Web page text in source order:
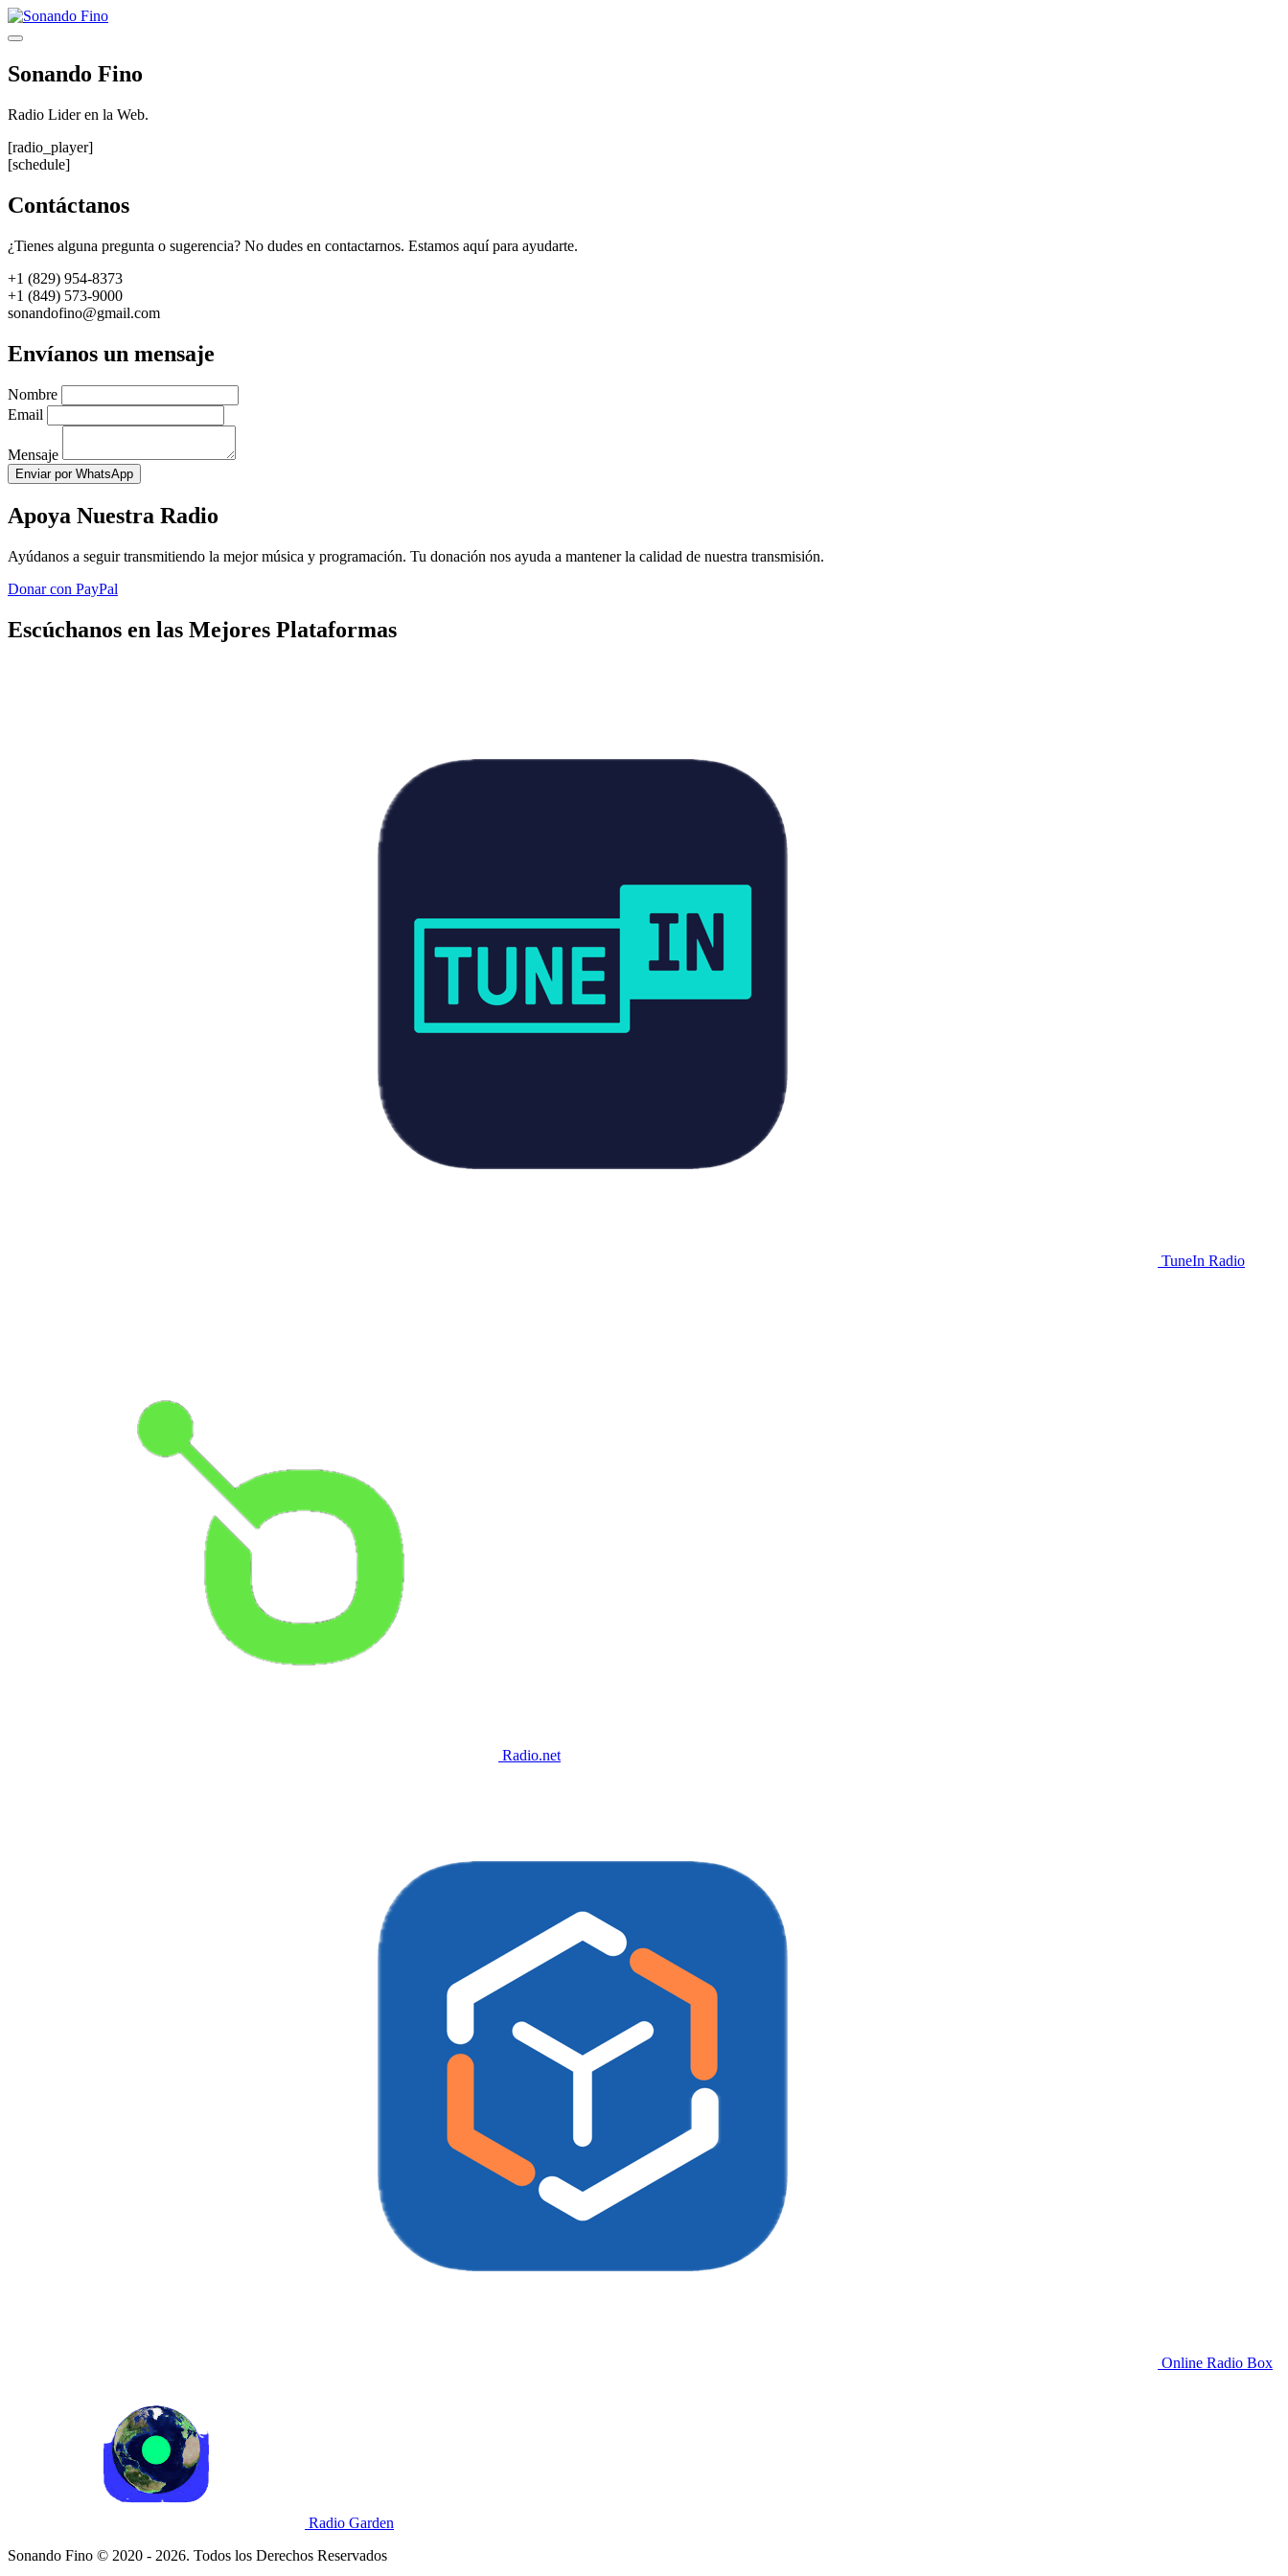
Saltar
al
Menú
Sonando Fino
Radio Lider en la Web.
[radio_player]
[schedule]
Contáctanos
¿Tienes alguna pregunta o sugerencia? No dudes en contactarnos. Estamos aquí para ayudarte.
+1 (829) 954-8373
+1 (849) 573-9000
sonandofino@gmail.com
Envíanos un mensaje
Nombre
Email
Mensaje
Enviar por WhatsApp
Apoya Nuestra Radio
Ayúdanos a seguir transmitiendo la mejor música y programación. Tu donación nos ayuda a mantener la calidad de nuestra transmisión.
Donar con PayPal
Escúchanos en las Mejores Plataformas
TuneIn Radio
Radio.net
Online Radio Box
Radio Garden
Sonando Fino © 2020 - 2026. Todos los Derechos Reservados